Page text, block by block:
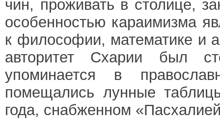
чин, проживать в столице,
особенностью караимизма
к философии, математике и
авторитет Схарии был
упоминается в
помещались лунные
года, снабженном